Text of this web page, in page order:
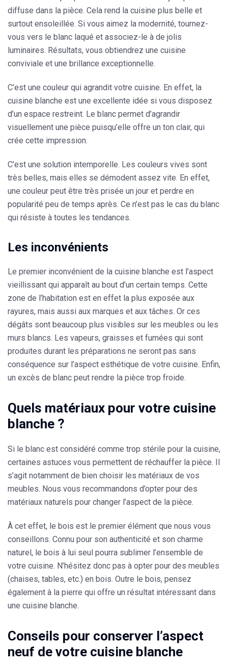
diffuse dans la pièce. Cela rend la cuisine plus belle et
surtout ensoleillée. Si vous aimez la modernité, tournez-
vous vers le blanc laqué et associez-le à de jolis
luminaires. Résultats, vous obtiendrez une cuisine
conviviale et une brillance exceptionnelle.
C’est une couleur qui agrandit votre cuisine. En effet, la
cuisine blanche est une excellente idée si vous disposez
d’un espace restreint. Le blanc permet d’agrandir
visuellement une pièce puisqu’elle offre un ton clair, qui
crée cette impression.
C’est une solution intemporelle. Les couleurs vives sont
très belles, mais elles se démodent assez vite. En effet,
une couleur peut être très prisée un jour et perdre en
popularité peu de temps après. Ce n’est pas le cas du blanc
qui résiste à toutes les tendances.
Les inconvénients
Le premier inconvénient de la cuisine blanche est l’aspect
vieillissant qui apparaît au bout d’un certain temps. Cette
zone de l’habitation est en effet la plus exposée aux
rayures, mais aussi aux marques et aux tâches. Or ces
dégâts sont beaucoup plus visibles sur les meubles ou les
murs blancs. Les vapeurs, graisses et fumées qui sont
produites durant les préparations ne seront pas sans
conséquence sur l’aspect esthétique de votre cuisine. Enfin,
un excès de blanc peut rendre la pièce trop froide.
Quels matériaux pour votre cuisine
blanche ?
Si le blanc est considéré comme trop stérile pour la cuisine,
certaines astuces vous permettent de réchauffer la pièce. Il
s’agit notamment de bien choisir les matériaux de vos
meubles. Nous vous recommandons d’opter pour des
matériaux naturels pour changer l’aspect de la pièce.
À cet effet, le bois est le premier élément que nous vous
conseillons. Connu pour son authenticité et son charme
naturel, le bois à lui seul pourra sublimer l’ensemble de
votre cuisine. N’hésitez donc pas à opter pour des meubles
(chaises, tables, etc.) en bois. Outre le bois, pensez
également à la pierre qui offre un résultat intéressant dans
une cuisine blanche.
Conseils pour conserver l’aspect
neuf de votre cuisine blanche